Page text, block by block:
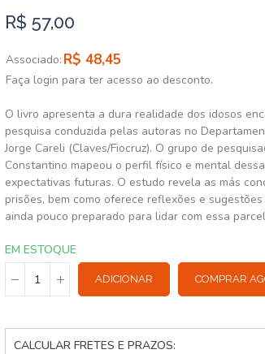
R$ 57,00
Associado: R$ 48,45
Faça login para ter acesso ao desconto.
O livro apresenta a dura realidade dos idosos
pesquisa conduzida pelas autoras no
Jorge Careli (Claves/Fiocruz). O grupo de
Constantino mapeou o perfil físico e mental
expectativas futuras. O estudo revela as más
prisões, bem como oferece reflexões e
ainda pouco preparado para lidar com essa
EM ESTOQUE
ADICIONAR COMPRAR
CALCULAR FRETES E PRAZOS: